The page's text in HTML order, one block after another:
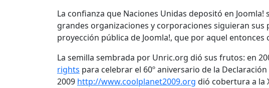
La confianza que Naciones Unidas depositó en
grandes organizaciones y corporaciones siguieran
proyección pública de Joomla!, que por aquel
La semilla sembrada por Unric.org dió sus frutos: en
rights para celebrar el 60º aniversario de la
2009 http://www.coolplanet2009.org dió cobertura a la